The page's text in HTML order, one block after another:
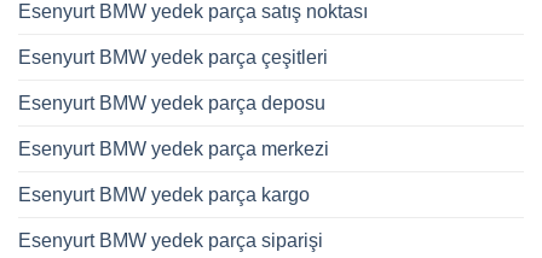
Esenyurt BMW yedek parça satış noktası
Esenyurt BMW yedek parça çeşitleri
Esenyurt BMW yedek parça deposu
Esenyurt BMW yedek parça merkezi
Esenyurt BMW yedek parça kargo
Esenyurt BMW yedek parça siparişi